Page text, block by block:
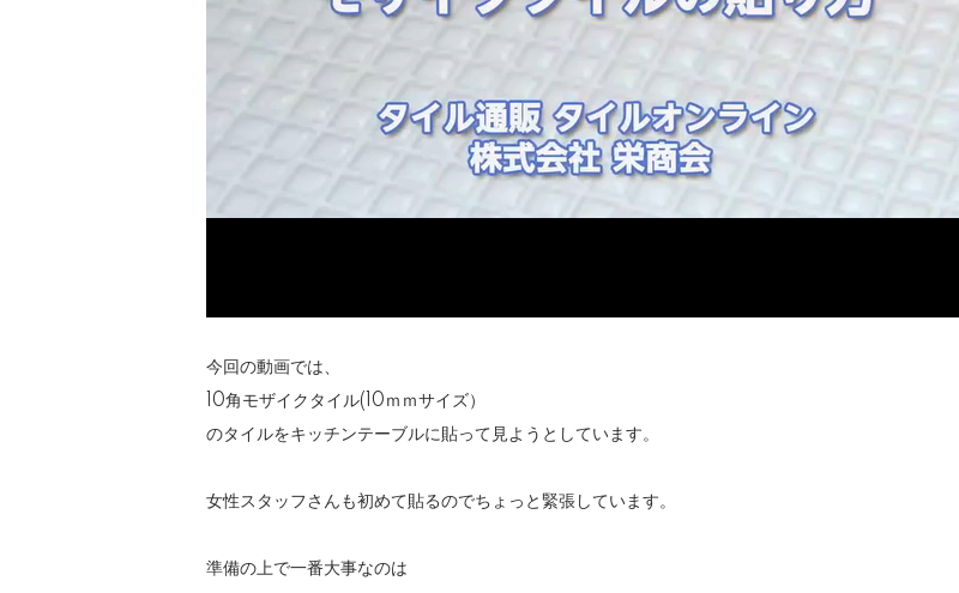
今回の動画では、
10角モザイクタイル(10ｍｍサイズ）
のタイルをキッチンテーブルに貼って見ようとしています。
女性スタッフさんも初めて貼るのでちょっと緊張しています。
準備の上で一番大事なのは